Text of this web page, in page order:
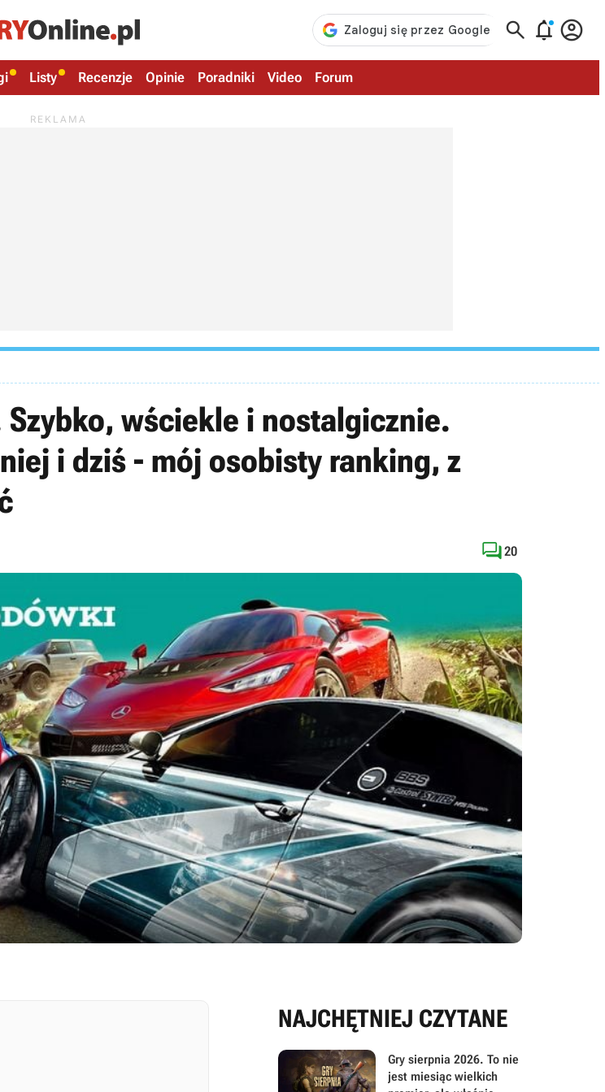
  
Listy Recenzje Opinie Poradniki Video Forum
wściekle i nostalgicznie.
i dziś - mój osobisty ranking, z
20
NAJCHĘTNIEJ CZYTANE
Gry sierpnia 2026. To nie
jest miesiąc wielkich